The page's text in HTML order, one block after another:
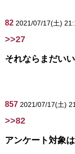
82 2021/07/17(土)
>>27
それならまだい
857 2021/07/17(土)
>>82
アンケート対象